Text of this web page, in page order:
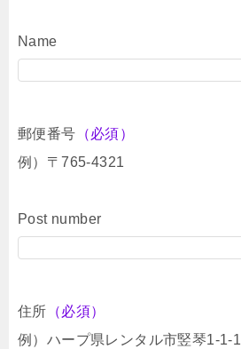
Name
郵便番号 （必須）
例）〒765-4321
Post number
住所 （必須）
例）ハープ県レンタル市竪琴1-1-1